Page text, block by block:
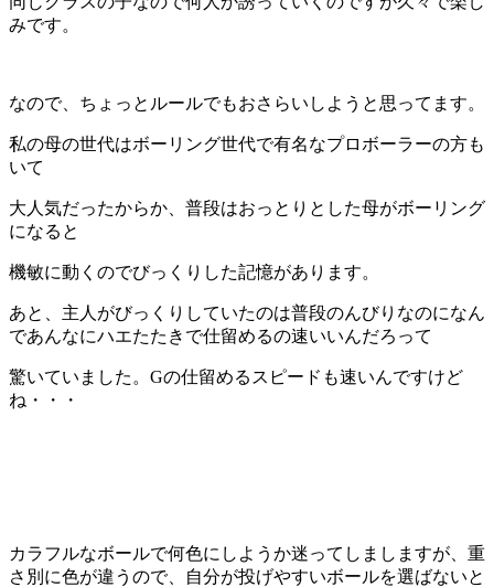
みです。
なので、ちょっとルールでもおさらいしようと思ってます。
私の母の世代はボーリング世代で有名なプロボーラーの方も
いて
大人気だったからか、普段はおっとりとした母がボーリング
になると
機敏に動くのでびっくりした記憶があります。
あと、主人がびっくりしていたのは普段のんびりなのになん
であんなにハエたたきで仕留めるの速いいんだろって
驚いていました。Gの仕留めるスピードも速いんですけど
ね・・・
カラフルなボールで何色にしようか迷ってしましますが、重
さ別に色が違うので、自分が投げやすいボールを選ばないと